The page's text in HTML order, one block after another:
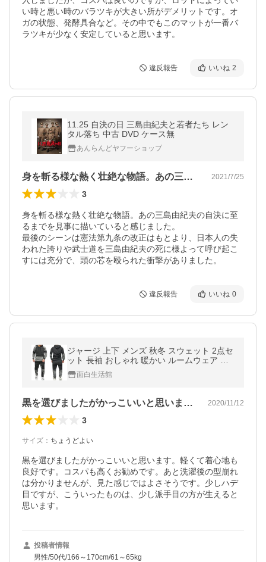
い時と悪い時のバラツキが大きい所がデメリットです。オ
ガの状態、発酵具合など。その中でもこのマットが一番バ
ラツキが少なく安定していると思います。
違反報告 いいね 2
11.25 自決の日 三島由紀夫と若者たち レン
タル落ち 中古 DVD ケース無
あんらんどヤフーショップ
身を斬る様な熱く壮絶な物語。あの三島由… 2021/7/25
3
身を斬る様な熱く壮絶な物語。あの三島由紀夫の自決に至
るまでを見事に描いていると感じました。
最後のシーンは憲法第九条の改正はもとより、日本人の失
われた誇りや武士道を三島由紀夫の死に様よって呼び起こ
すには充分で、頭の芯を殴られた衝撃がありました。
違反報告 いいね 0
ジャージ 上下 メンズ 秋冬 スウェット 2点セ
ット 長袖 おしゃれ 暖かい ルームウェア レ
ディース スウェットパンツ カジュアル カッ
プル用 新作
面白生活館
黒を選びましたがかっこいいと思います。… 2020/11/12
3
サイズ ： ちょうどよい
黒を選びましたがかっこいいと思います。軽くて着心地も
良好です。コスパも高くお勧めです。あと洗濯後の型崩れ
は分かりませんが、見た感じではよさそうです。少しハデ
目ですが、こういったものは、少し派手目の方が生えると
思います。
投稿者情報
男性/50代/166～170cm/61～65kg